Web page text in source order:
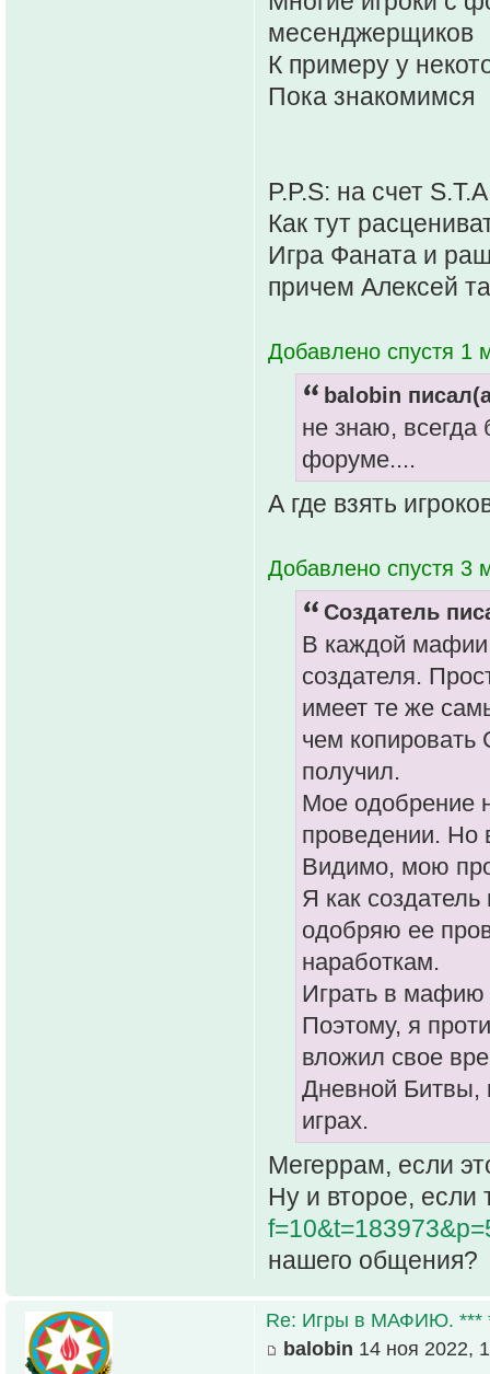
месенджерщиков
К примеру у
Пока знакомимся
P.P.S: на счет
Как тут
Игра Фаната и
причем Алексей
Добавлено спустя 1
balobin
не знаю, всегда
форуме....
А где взять
Добавлено спустя 3
Создатель
В каждой мафии
создателя.
имеет те же
чем копировать
получил.
Мое одобрение
проведении. Но
Видимо, мою
Я как
одобряю ее
наработкам.
Играть в мафию
Поэтому, я
вложил свое
Дневной Битвы,
играх.
Мегеррам, если
Ну и второе,
нашего общения?
Re: Игры в МАФИЮ. ***
balobin 14 ноя 2022,